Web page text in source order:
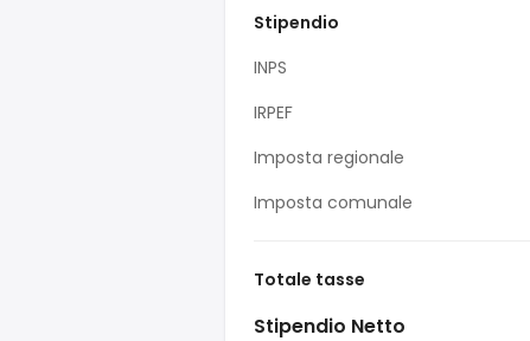
Stipendio
INPS
IRPEF
Imposta regionale
Imposta comunale
Totale tasse
Stipendio Netto